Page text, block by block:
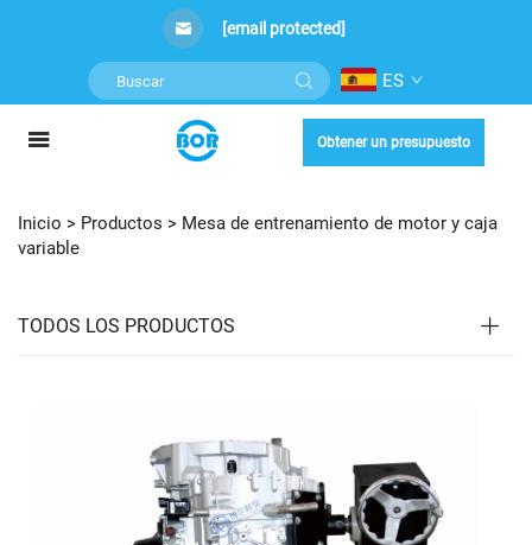
[email protected]
ES
Obtener un presupuesto
Inicio > Productos > Mesa de entrenamiento de motor y caja
variable
TODOS LOS PRODUCTOS